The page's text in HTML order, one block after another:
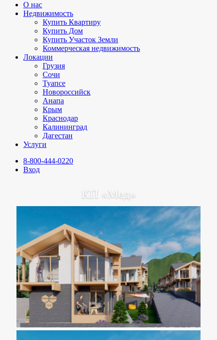
О нас
Недвижимость
Купить Квартиру
Купить Дом
Купить Участок Земли
Коммерческая недвижимость
Локации
Грузия
Сочи
Туапсе
Новороссийск
Анапа
Крым
Краснодар
Калининград
Дагестан
Услуги
8-800-444-0220
Вход
КП «Мед»